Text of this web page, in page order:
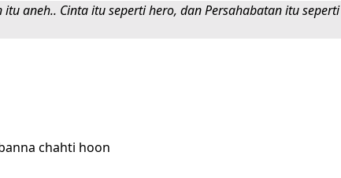
aneh.. Cinta itu seperti hero, dan Persahabatan itu seperti
chahti hoon